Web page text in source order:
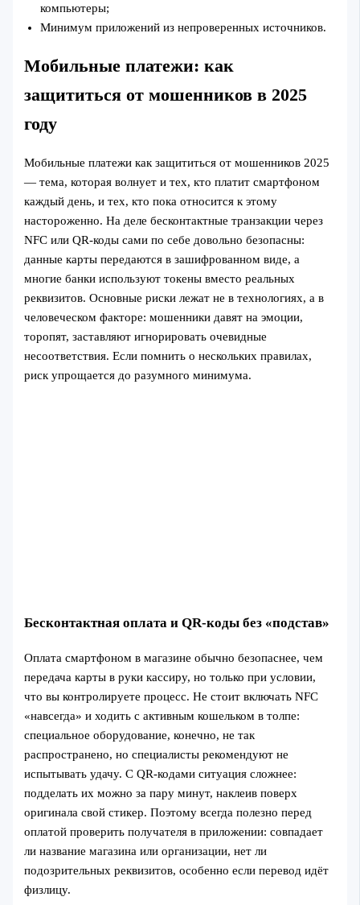
компьютеры;
Минимум приложений из непроверенных источников.
Мобильные платежи: как
защититься от мошенников в 2025
году
Мобильные платежи как защититься от мошенников 2025
— тема, которая волнует и тех, кто платит смартфоном
каждый день, и тех, кто пока относится к этому
настороженно. На деле бесконтактные транзакции через
NFC или QR-коды сами по себе довольно безопасны:
данные карты передаются в зашифрованном виде, а
многие банки используют токены вместо реальных
реквизитов. Основные риски лежат не в технологиях, а в
человеческом факторе: мошенники давят на эмоции,
торопят, заставляют игнорировать очевидные
несоответствия. Если помнить о нескольких правилах,
риск упрощается до разумного минимума.
Бесконтактная оплата и QR-коды без «подстав»
Оплата смартфоном в магазине обычно безопаснее, чем
передача карты в руки кассиру, но только при условии,
что вы контролируете процесс. Не стоит включать NFC
«навсегда» и ходить с активным кошельком в толпе:
специальное оборудование, конечно, не так
распространено, но специалисты рекомендуют не
испытывать удачу. С QR-кодами ситуация сложнее:
подделать их можно за пару минут, наклеив поверх
оригинала свой стикер. Поэтому всегда полезно перед
оплатой проверить получателя в приложении: совпадает
ли название магазина или организации, нет ли
подозрительных реквизитов, особенно если перевод идёт
физлицу.